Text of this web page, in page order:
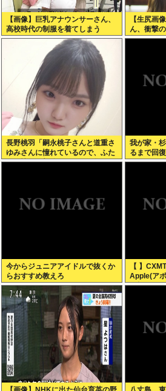
【画像】巨乳アナウンサーさん、
高校時代の制服を着てしまう
【生尻画
ん、衝撃
集でパー
長野桃羽「嗣永桃子さんと道重さ
ゆみさんに憧れているので、ふた
りの憧れの部分をぎゅっと集めた
我が家・
るまで回
今からジュニアアイドルで抜くか
らおすすめ教えろ
【 】
Apple(ア
も拒否！